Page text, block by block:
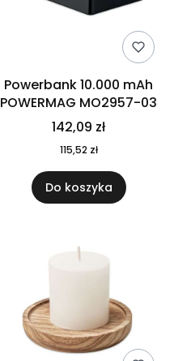
Powerbank 10.000 mAh
POWERMAG MO2957-03
142,09 zł
115,52 zł
Do koszyka